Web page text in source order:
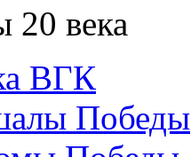
20 века
ВГК
Победы